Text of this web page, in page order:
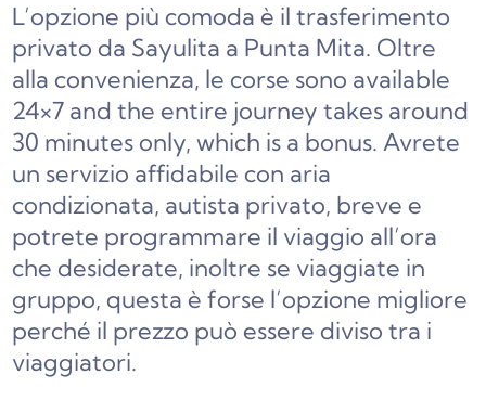
L’opzione più comoda è il trasferimento
privato da Sayulita a Punta Mita. Oltre
alla convenienza, le corse sono available
24×7 and the entire journey takes around
30 minutes only, which is a bonus. Avrete
un servizio affidabile con aria
condizionata, autista privato, breve e
potrete programmare il viaggio all’ora
che desiderate, inoltre se viaggiate in
gruppo, questa è forse l’opzione migliore
perché il prezzo può essere diviso tra i
viaggiatori.